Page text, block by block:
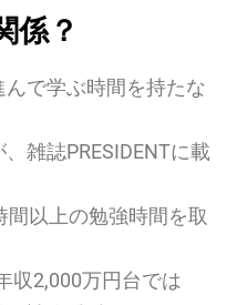
係？
で学ぶ時間を持たな
雑誌PRESIDENTに載
間以上の勉強時間を取
収2,000万円台では